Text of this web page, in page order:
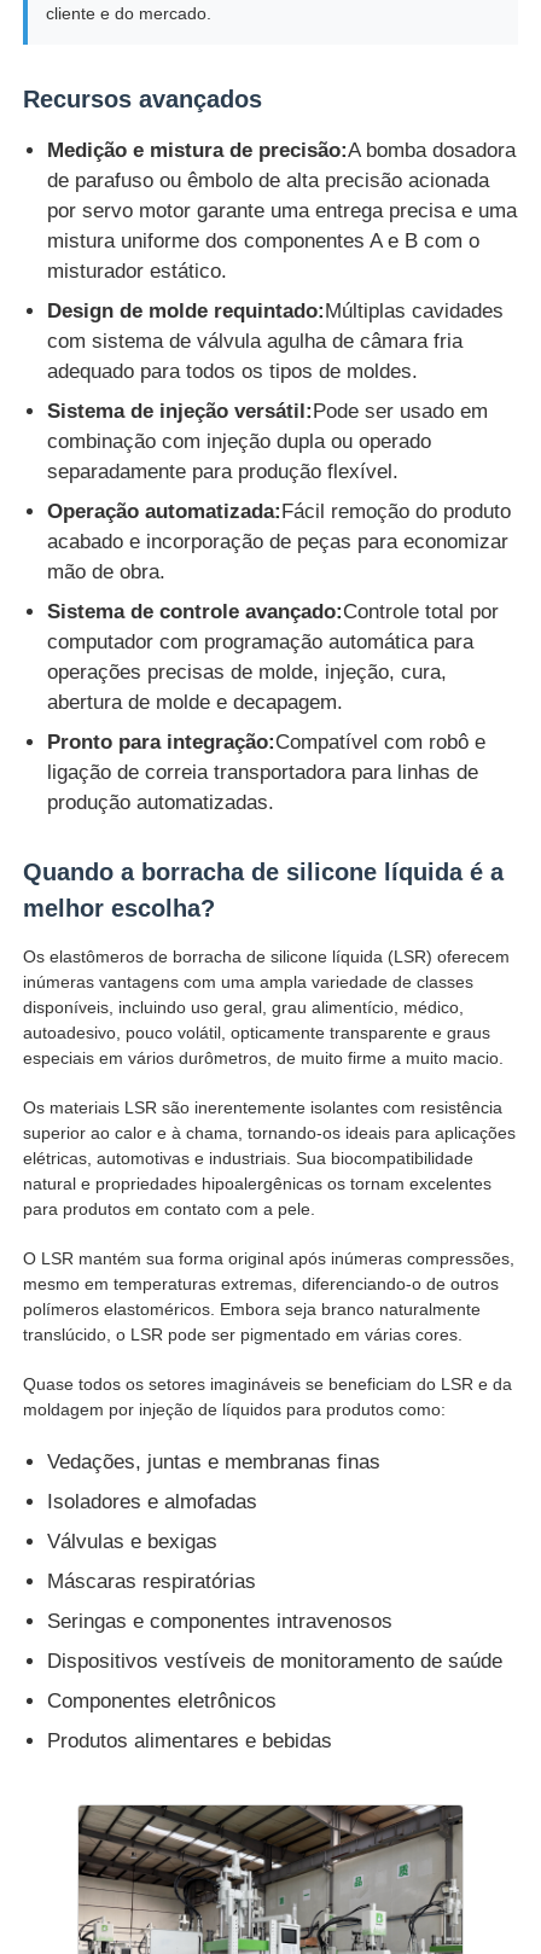
cliente e do mercado.
Recursos avançados
Medição e mistura de precisão:A bomba dosadora
de parafuso ou êmbolo de alta precisão acionada
por servo motor garante uma entrega precisa e uma
mistura uniforme dos componentes A e B com o
misturador estático.
Design de molde requintado:Múltiplas cavidades
com sistema de válvula agulha de câmara fria
adequado para todos os tipos de moldes.
Sistema de injeção versátil:Pode ser usado em
combinação com injeção dupla ou operado
separadamente para produção flexível.
Operação automatizada:Fácil remoção do produto
acabado e incorporação de peças para economizar
mão de obra.
Sistema de controle avançado:Controle total por
computador com programação automática para
operações precisas de molde, injeção, cura,
abertura de molde e decapagem.
Pronto para integração:Compatível com robô e
ligação de correia transportadora para linhas de
produção automatizadas.
Quando a borracha de silicone líquida é a
melhor escolha?
Os elastômeros de borracha de silicone líquida (LSR) oferecem
inúmeras vantagens com uma ampla variedade de classes
disponíveis, incluindo uso geral, grau alimentício, médico,
autoadesivo, pouco volátil, opticamente transparente e graus
especiais em vários durômetros, de muito firme a muito macio.
Os materiais LSR são inerentemente isolantes com resistência
superior ao calor e à chama, tornando-os ideais para aplicações
elétricas, automotivas e industriais. Sua biocompatibilidade
natural e propriedades hipoalergênicas os tornam excelentes
para produtos em contato com a pele.
O LSR mantém sua forma original após inúmeras compressões,
mesmo em temperaturas extremas, diferenciando-o de outros
polímeros elastoméricos. Embora seja branco naturalmente
translúcido, o LSR pode ser pigmentado em várias cores.
Quase todos os setores imagináveis ​​se beneficiam do LSR e da
moldagem por injeção de líquidos para produtos como:
Vedações, juntas e membranas finas
Isoladores e almofadas
Válvulas e bexigas
Máscaras respiratórias
Seringas e componentes intravenosos
Dispositivos vestíveis de monitoramento de saúde
Componentes eletrônicos
Produtos alimentares e bebidas